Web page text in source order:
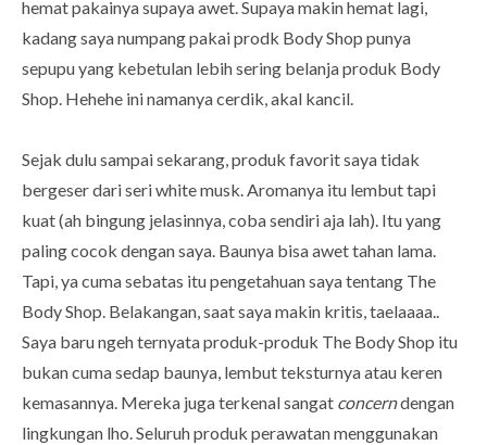
hemat pakainya supaya awet. Supaya makin hemat lagi,
kadang saya numpang pakai prodk Body Shop punya
sepupu yang kebetulan lebih sering belanja produk Body
Shop. Hehehe ini namanya cerdik, akal kancil.
Sejak dulu sampai sekarang, produk favorit saya tidak
bergeser dari seri white musk. Aromanya itu lembut tapi
kuat (ah bingung jelasinnya, coba sendiri aja lah). Itu yang
paling cocok dengan saya. Baunya bisa awet tahan lama.
Tapi, ya cuma sebatas itu pengetahuan saya tentang The
Body Shop. Belakangan, saat saya makin kritis, taelaaaa..
Saya baru ngeh ternyata produk-produk The Body Shop itu
bukan cuma sedap baunya, lembut teksturnya atau keren
kemasannya. Mereka juga terkenal sangat concerndengan
lingkungan lho. Seluruh produk perawatan menggunakan